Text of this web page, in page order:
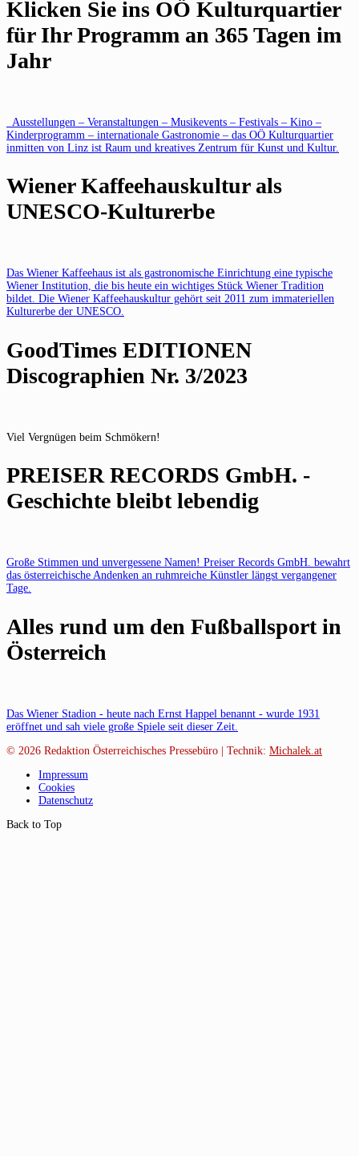
Klicken Sie ins OÖ Kulturquartier
für Ihr Programm an 365 Tagen im
Jahr
Ausstellungen – Veranstaltungen – Musikevents – Festivals – Kino –
Kinderprogramm – internationale Gastronomie – das OÖ Kulturquartier
inmitten von Linz ist Raum und kreatives Zentrum für Kunst und Kultur.
Wiener Kaffeehauskultur als
UNESCO-Kulturerbe
Das Wiener Kaffeehaus ist als gastronomische Einrichtung eine typische
Wiener Institution, die bis heute ein wichtiges Stück Wiener Tradition
bildet. Die Wiener Kaffeehauskultur gehört seit 2011 zum immateriellen
Kulturerbe der UNESCO.
GoodTimes EDITIONEN
Discographien Nr. 3/2023
Viel Vergnügen beim Schmökern!
PREISER RECORDS GmbH. -
Geschichte bleibt lebendig
Große Stimmen und unvergessene Namen! Preiser Records GmbH. bewahrt
das österreichische Andenken an ruhmreiche Künstler längst vergangener
Tage.
Alles rund um den Fußballsport in
Österreich
Das Wiener Stadion - heute nach Ernst Happel benannt - wurde 1931
eröffnet und sah viele große Spiele seit dieser Zeit.
© 2026 Redaktion Österreichisches Pressebüro | Technik: Michalek.at
Impressum
Cookies
Datenschutz
Back to Top